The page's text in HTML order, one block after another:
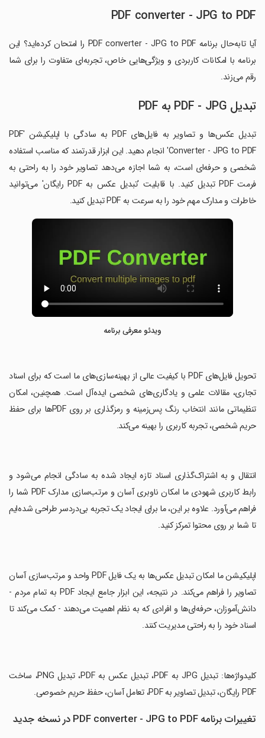
PDF converter - JPG to PDF
آیا تابه‌حال برنامه PDF converter - JPG to PDF را امتحان کرده‌اید؟ این
برنامه با امکانات کاربردی و ویژگی‌هایی خاص، تجربه‌ای متفاوت را برای شما
رقم می‌زند.
تبدیل PDF - JPG به PDF
تبدیل عکس‌ها و تصاویر به فایل‌های PDF به سادگی با اپلیکیشن 'PDF
Converter - JPG to PDF' انجام دهید. این ابزار قدرتمند که مناسب استفاده
شخصی و حرفه‌ای است، به شما اجازه می‌دهد تصاویر خود را به راحتی به
فرمت PDF تبدیل کنید. با قابلیت 'تبدیل عکس به PDF رایگان' می‌توانید
خاطرات و مدارک مهم خود را به سرعت به PDF تبدیل کنید.
ویدئو معرفی برنامه
‏تحویل فایل‌های PDF با کیفیت عالی از بهینه‌سازی‌های ما است که برای اسناد
تجاری، مقالات علمی و یادگاری‌های شخصی ایده‌آل است. همچنین، امکان
تنظیماتی مانند انتخاب رنگ پس‌زمینه و رمزگذاری بر روی PDFها برای حفظ
حریم شخصی، تجربه کاربری را بهینه می‌کند.
‏انتقال و به اشتراک‌گذاری اسناد تازه ایجاد شده به سادگی انجام می‌شود و
رابط کاربری شهودی ما امکان ناوبری آسان و مرتب‌سازی مدارک PDF شما را
فراهم می‌آورد. علاوه بر این، ما برای ایجاد یک تجربه بی‌دردسر طراحی شده‌ایم
تا شما بر روی محتوا تمرکز کنید.
‏اپلیکیشن ما امکان تبدیل عکس‌ها به یک فایل PDF واحد و مرتب‌سازی آسان
تصاویر را فراهم می‌کند. در نتیجه، این ابزار جامع ایجاد PDF به تمام مردم -
دانش‌آموزان، حرفه‌ای‌ها و افرادی که به نظم اهمیت می‌دهند - کمک می‌کند تا
اسناد خود را به راحتی مدیریت کنند.
‏کلیدواژه‌ها: تبدیل JPG به PDF، تبدیل عکس به PDF، تبدیل PNG، ساخت
PDF رایگان، تبدیل تصاویر به PDF، تعامل آسان، حفظ حریم خصوصی.
تغییرات برنامه PDF converter - JPG to PDF در نسخه جدید